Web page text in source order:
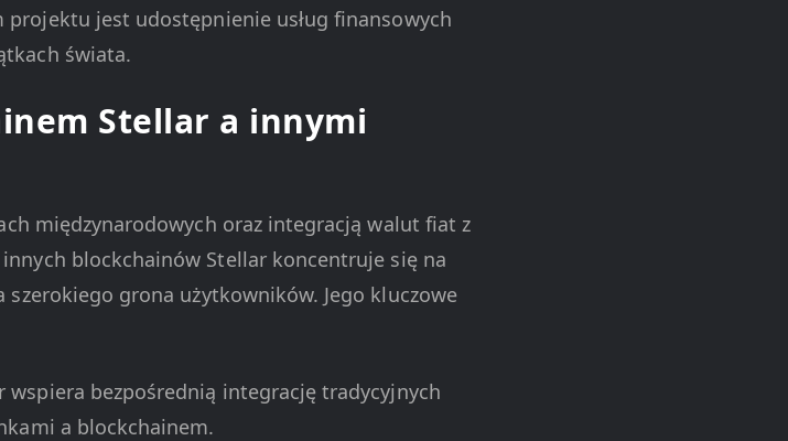
jest udostępnienie usług finansowych
świata.
Stellar a innymi
międzynarodowych oraz integracją walut fiat z
blockchainów Stellar koncentruje się na
grona użytkowników. Jego kluczowe
wspiera bezpośrednią integrację tradycyjnych
a blockchainem.